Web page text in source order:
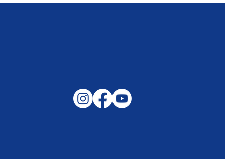
Gemeinsam auf außergewöhnliche